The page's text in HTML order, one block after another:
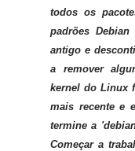
todos os
padrões
antigo e
a remover
kernel do Linux
mais recente e
termine a
Começar a